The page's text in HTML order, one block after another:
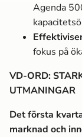
Agenda
fokus på
VD-ORD:
UTMANINGAR
Det första
marknad och